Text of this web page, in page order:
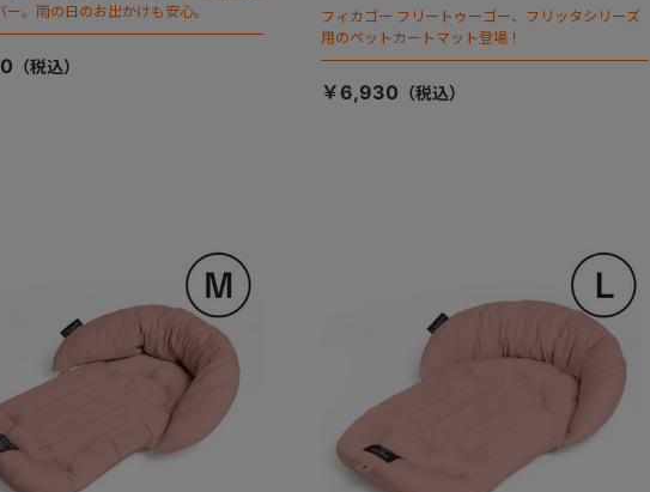
ー。雨の日のお出かけも安心。
フィカゴー フリートゥーゴー、フリッタシリーズ
用のペットカートマット登場！
￥6,930